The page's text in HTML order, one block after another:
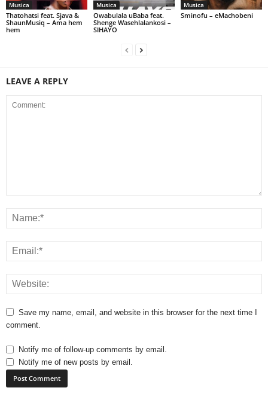
Musica
Thatohatsi feat. Sjava &
ShaunMusiq – Ama hem
hem
Musica
Owabulala uBaba feat.
Shenge Wasehlalankosi –
SIHAYO
Musica
Sminofu – eMachobeni
LEAVE A REPLY
Save my name, email, and website in this browser for the next time I
comment.
Notify me of follow-up comments by email.
Notify me of new posts by email.